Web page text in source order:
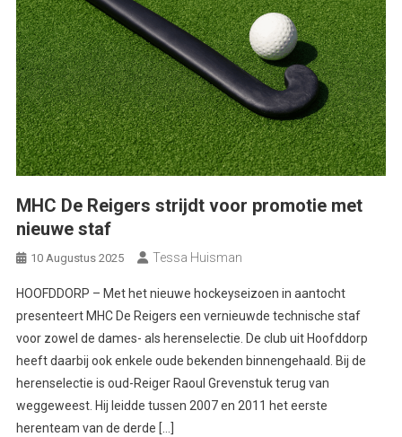
MHC De Reigers strijdt voor promotie met
nieuwe staf
10 Augustus 2025 Tessa Huisman
HOOFDDORP – Met het nieuwe hockeyseizoen in aantocht
presenteert MHC De Reigers een vernieuwde technische staf
voor zowel de dames- als herenselectie. De club uit Hoofddorp
heeft daarbij ook enkele oude bekenden binnengehaald. Bij de
herenselectie is oud-Reiger Raoul Grevenstuk terug van
weggeweest. Hij leidde tussen 2007 en 2011 het eerste
herenteam van de derde […]